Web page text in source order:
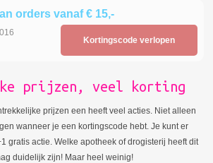
orders vanaf € 15,-
Kortingscode verlopen
prijzen, veel korting
prijzen een heeft veel acties. Niet alleen
wanneer je een kortingscode hebt. Je kunt er
gratis actie. Welke apotheek of drogisterij heeft dit
duidelijk zijn! Maar heel weinig!